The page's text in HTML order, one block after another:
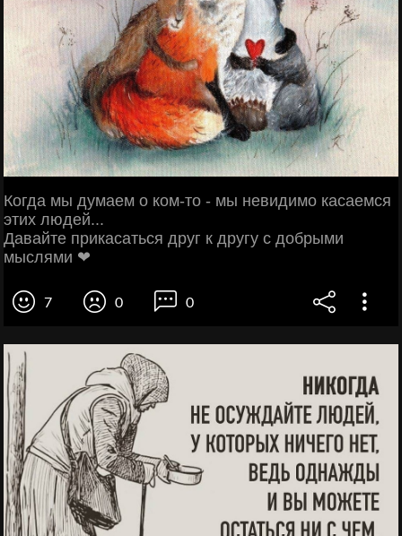
Когда мы думаем о ком-то - мы невидимо касаемся
этих людей...
Давайте прикасаться друг к другу с добрыми
мыслями ❤
7 0 0